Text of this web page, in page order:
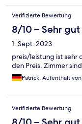
Verifizierte Bewertung
8/10 – Sehr gut
1. Sept. 2023
preis/leistung ist sehr
den Preis. Zimmer
Patrick, Aufenthalt
Verifizierte Bewertung